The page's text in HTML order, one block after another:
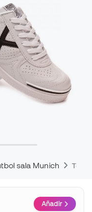
sala Munich
Añadir